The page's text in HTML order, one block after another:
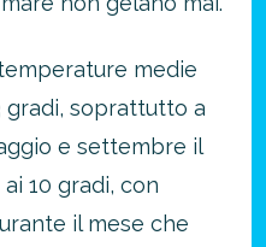
medie
gradi, soprattutto a
e settembre il
10 gradi, con
il mese che